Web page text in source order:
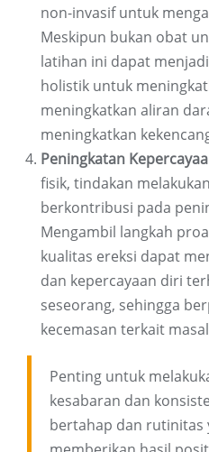
non-invasif untuk
Meskipun bukan obat
latihan ini dapat
holistik untuk
meningkatkan aliran
meningkatkan
Peningkatan
fisik, tindakan
berkontribusi pada
Mengambil langkah
kualitas ereksi dapat
dan kepercayaan diri
seseorang, sehingga
kecemasan terkait
Penting untuk
kesabaran dan
bertahap dan rutinitas